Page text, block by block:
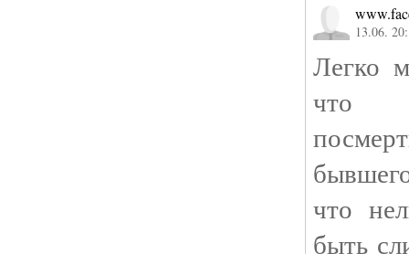
13.06.
Легко
что
что
быть